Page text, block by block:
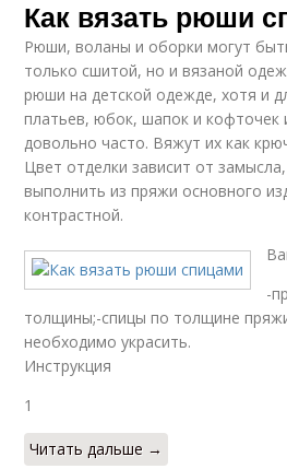
Как вязать рюши
Рюши, воланы и оборки могут
только сшитой, но и вязаной
рюши на детской одежде, хотя и
платьев, юбок, шапок и кофточек
довольно часто. Вяжут их как
Цвет отделки зависит от
выполнить из пряжи основного
контрастной.
-
толщины;-спицы по толщине
необходимо украсить.
Инструкция
1
Читать дальше →